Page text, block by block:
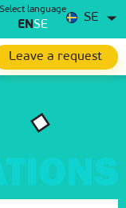
Select language
ENSE
SE
Leave a request